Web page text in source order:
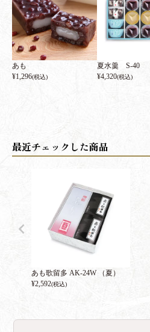
あも
¥1,296(税込)
夏水羹 S-40
¥4,320(税込)
あも歌留多 AK-24W （夏）
¥2,592(税込)